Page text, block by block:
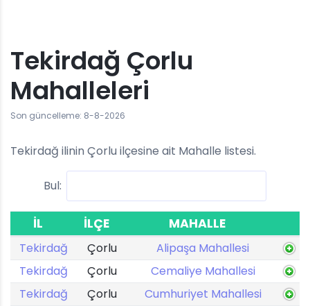
Tekirdağ Çorlu
Mahalleleri
Son güncelleme: 8-8-2026
Tekirdağ ilinin Çorlu ilçesine ait Mahalle listesi.
Bul:
İL İLÇE MAHALLE
Tekirdağ Çorlu
Alipaşa Mahallesi
Tekirdağ
Çorlu
Cemaliye Mahallesi
Tekirdağ
Çorlu
Cumhuriyet Mahallesi